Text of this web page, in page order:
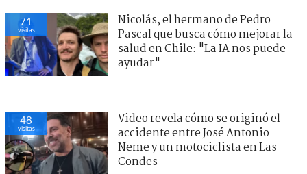
71
visitas
Nicolás, el hermano de Pedro
Pascal que busca cómo mejorar la
salud en Chile: "La IA nos puede
ayudar"
48
visitas
Video revela cómo se originó el
accidente entre José Antonio
Neme y un motociclista en Las
Condes